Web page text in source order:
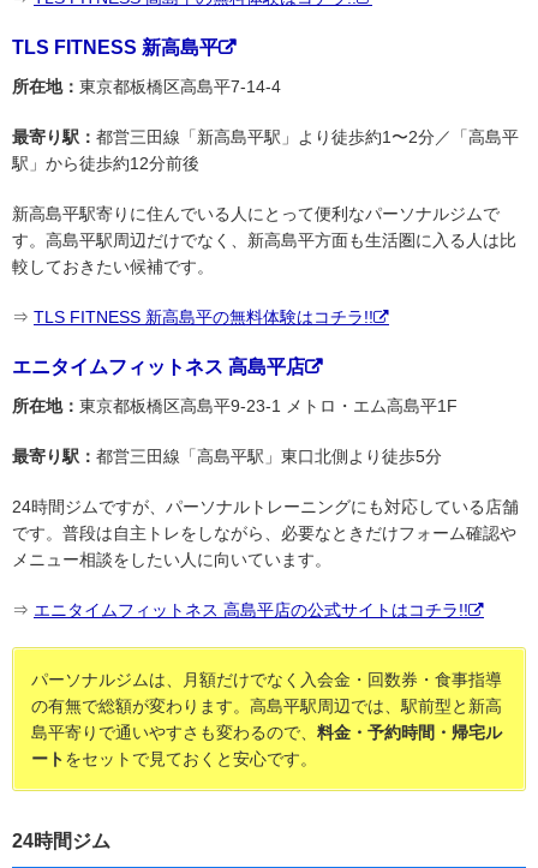
TLS FITNESS 新高島平
所在地： 東京都板橋区高島平7-14-4
最寄り駅： 都営三田線「新高島平駅」より徒歩約1〜2分／「高島平
駅」から徒歩約12分前後
新高島平駅寄りに住んでいる人にとって便利なパーソナルジムで
す。高島平駅周辺だけでなく、新高島平方面も生活圏に入る人は比
較しておきたい候補です。
⇒ TLS FITNESS 新高島平の無料体験はコチラ!!
エニタイムフィットネス 高島平店
所在地： 東京都板橋区高島平9-23-1 メトロ・エム高島平1F
最寄り駅： 都営三田線「高島平駅」東口北側より徒歩5分
24時間ジムですが、パーソナルトレーニングにも対応している店舗
です。普段は自主トレをしながら、必要なときだけフォーム確認や
メニュー相談をしたい人に向いています。
⇒ エニタイムフィットネス 高島平店の公式サイトはコチラ!!
パーソナルジムは、月額だけでなく入会金・回数券・食事指導
の有無で総額が変わります。高島平駅周辺では、駅前型と新高
島平寄りで通いやすさも変わるので、 料金・予約時間・帰宅ル
ートをセットで見ておくと安心です。
24時間ジム